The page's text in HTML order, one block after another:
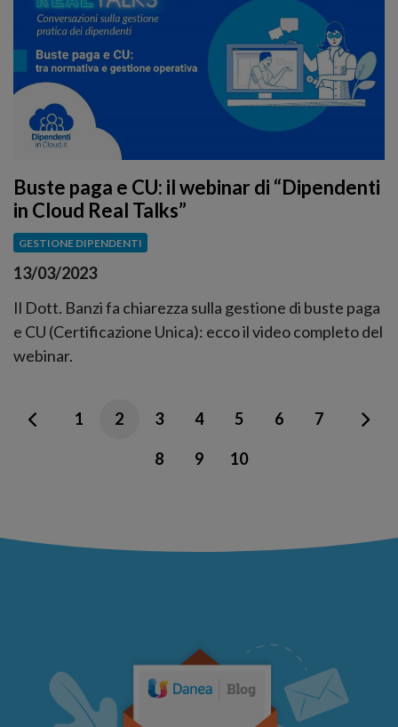
Buste paga e CU: il webinar di “Dipendenti
in Cloud Real Talks”
GESTIONE DIPENDENTI
13/03/2023
Il Dott. Banzi fa chiarezza sulla gestione di buste paga
e CU (Certificazione Unica): ecco il video completo del
webinar.
1 2 3 4 5 6 7
8 9 10